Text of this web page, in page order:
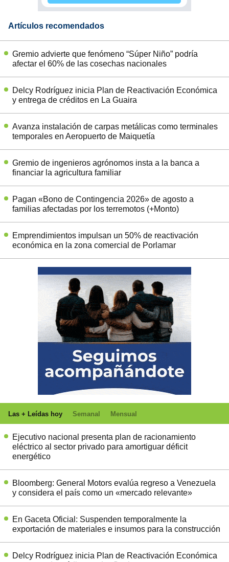
Artículos recomendados
Gremio advierte que fenómeno “Súper Niño” podría
afectar el 60% de las cosechas nacionales
Delcy Rodríguez inicia Plan de Reactivación Económica
y entrega de créditos en La Guaira
Avanza instalación de carpas metálicas como terminales
temporales en Aeropuerto de Maiquetía
Gremio de ingenieros agrónomos insta a la banca a
financiar la agricultura familiar
Pagan «Bono de Contingencia 2026» de agosto a
familias afectadas por los terremotos (+Monto)
Emprendimientos impulsan un 50% de reactivación
económica en la zona comercial de Porlamar
Las + Leídas hoy Semanal Mensual
Ejecutivo nacional presenta plan de racionamiento
eléctrico al sector privado para amortiguar déficit
energético
Bloomberg: General Motors evalúa regreso a Venezuela
y considera el país como un «mercado relevante»
En Gaceta Oficial: Suspenden temporalmente la
exportación de materiales e insumos para la construcción
Delcy Rodríguez inicia Plan de Reactivación Económica